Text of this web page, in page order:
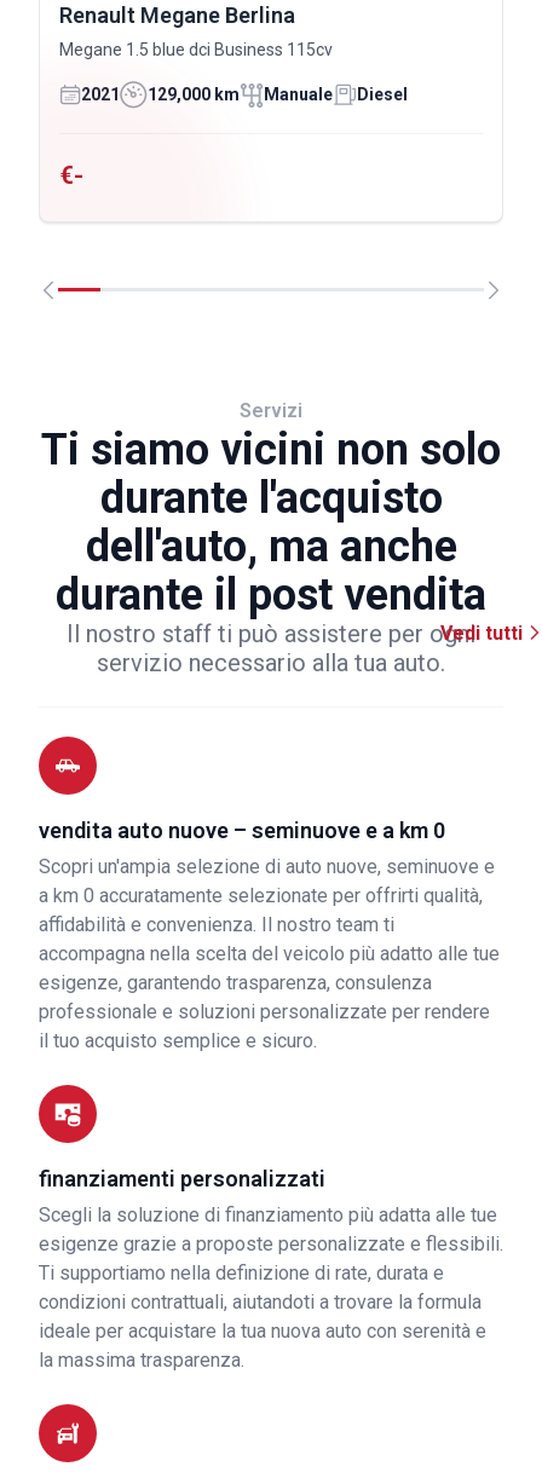
Renault Megane Berlina
Megane 1.5 blue dci Business 115cv
2021 129,000 km Manuale Diesel
€-
Servizi
Ti siamo vicini non solo
durante l'acquisto
dell'auto, ma anche
durante il post vendita
Il nostro staff ti può assistere per ogni
servizio necessario alla tua auto.
Vedi tutti
vendita auto nuove – seminuove e a km 0
Scopri un'ampia selezione di auto nuove, seminuove e
a km 0 accuratamente selezionate per offrirti qualità,
affidabilità e convenienza. Il nostro team ti
accompagna nella scelta del veicolo più adatto alle tue
esigenze, garantendo trasparenza, consulenza
professionale e soluzioni personalizzate per rendere
il tuo acquisto semplice e sicuro.
finanziamenti personalizzati
Scegli la soluzione di finanziamento più adatta alle tue
esigenze grazie a proposte personalizzate e flessibili.
Ti supportiamo nella definizione di rate, durata e
condizioni contrattuali, aiutandoti a trovare la formula
ideale per acquistare la tua nuova auto con serenità e
la massima trasparenza.